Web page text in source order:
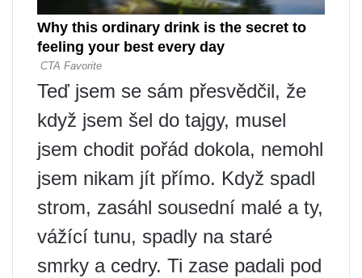
Teď jsem se sám přesvědčil, že
když jsem šel do tajgy, musel
jsem chodit pořád dokola, nemohl
jsem nikam jít přímo. Když spadl
strom, zasáhl sousední malé a ty,
vážící tunu, spadly na staré
smrky a cedry. Ti zase padali pod